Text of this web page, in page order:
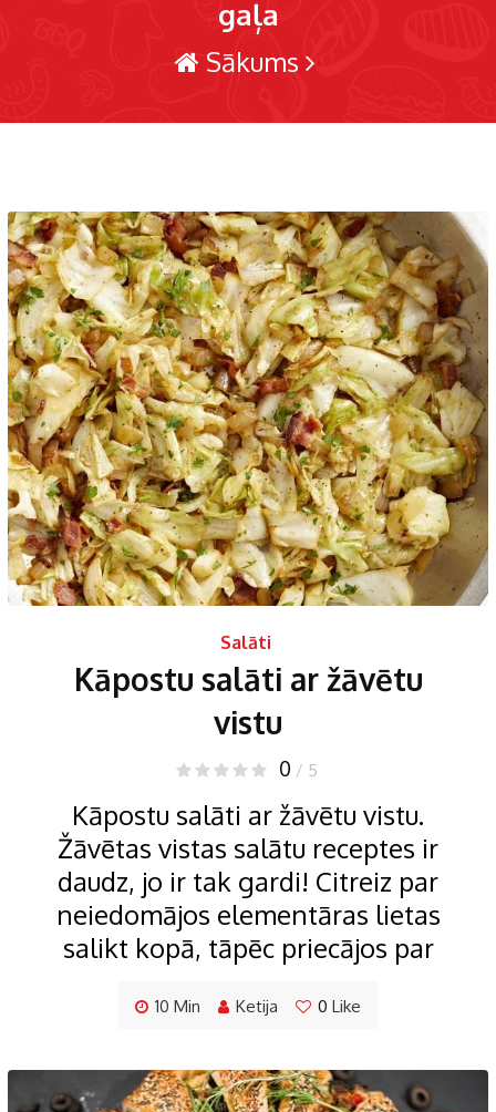
gaļa
Sākums
Salāti
Kāpostu salāti ar žāvētu
vistu
0 / 5
Kāpostu salāti ar žāvētu vistu.
Žāvētas vistas salātu receptes ir
daudz, jo ir tak gardi! Citreiz par
neiedomājos elementāras lietas
salikt kopā, tāpēc priecājos par
10 Min Ketija 0 Like